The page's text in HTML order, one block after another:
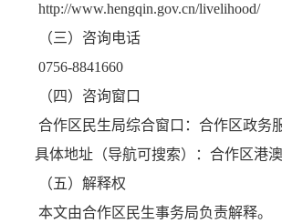
http://www.hengqin.gov.cn/livelihood/
（三）咨询电话
0756-8841660
（四）咨询窗口
合作区民生局综合窗口：合作区政务
具体地址（导航可搜索）：合作区港澳
（五）解释权
本文由合作区民生事务局负责解释。